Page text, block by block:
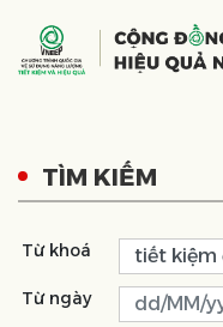
TÌM KIẾM
Từ khoá
Từ ngày